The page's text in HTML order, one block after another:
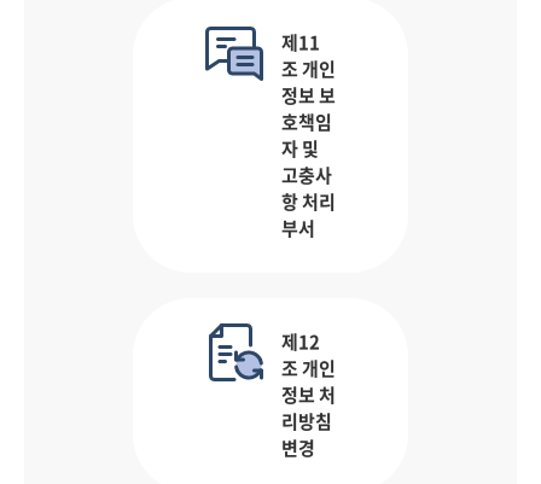
제11
조 개인
정보 보
호책임
자 및
고충사
항 처리
부서
제12
조 개인
정보 처
리방침
변경